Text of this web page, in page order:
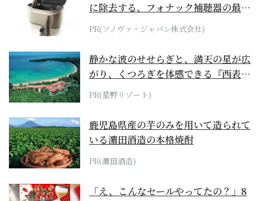
に除去する、フォナック補聴器の最上
位モデル
PR(ソノヴァ・ジャパン株式会社)
静かな波のせせらぎと、満天の星が広
がり、くつろぎを体感できる『西表島
ホテル by...
PR(星野リゾート)
鹿児島県産の芋のみを用いて造られて
いる濵田酒造の本格焼酎
PR(濵田酒造)
「え、こんなセールやってたの？」8